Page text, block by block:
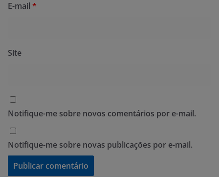
E-mail *
Site
Notifique-me sobre novos comentários por e-mail.
Notifique-me sobre novas publicações por e-mail.